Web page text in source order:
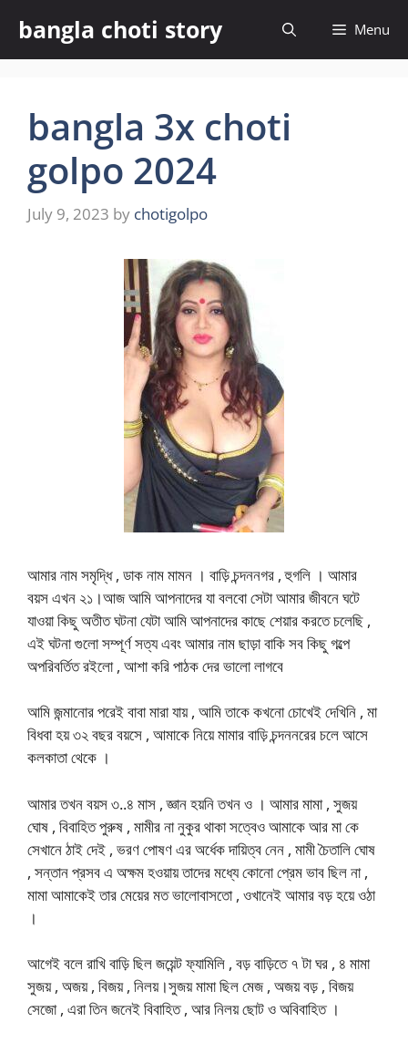
content
bangla choti story Menu
bangla 3x choti
golpo 2024
July 9, 2023 by chotigolpo
আমার নাম সমৃদ্ধি , ডাক নাম মামন । বাড়ি চন্দননগর , হুগলি । আমার
বয়স এখন ২১।আজ আমি আপনাদের যা বলবো সেটা আমার জীবনে ঘটে
যাওয়া কিছু অতীত ঘটনা যেটা আমি আপনাদের কাছে শেয়ার করতে চলেছি ,
এই ঘটনা গুলো সম্পূর্ণ সত্য এবং আমার নাম ছাড়া বাকি সব কিছু গল্পে
অপরিবর্তিত রইলো , আশা করি পাঠক দের ভালো লাগবে
আমি জন্মানোর পরেই বাবা মারা যায় , আমি তাকে কখনো চোখেই দেখিনি , মা
বিধবা হয় ৩২ বছর বয়সে , আমাকে নিয়ে মামার বাড়ি চন্দননরের চলে আসে
কলকাতা থেকে ।
আমার তখন বয়স ৩..৪ মাস , জ্ঞান হয়নি তখন ও । আমার মামা , সুজয়
ঘোষ , বিবাহিত পুরুষ , মামীর না নুকুর থাকা সত্বেও আমাকে আর মা কে
সেখানে ঠাই দেই , ভরণ পোষণ এর অর্ধেক দায়িত্ব নেন , মামী চৈতালি ঘোষ
, সন্তান প্রসব এ অক্ষম হওয়ায় তাদের মধ্যে কোনো প্রেম ভাব ছিল না ,
মামা আমাকেই তার মেয়ের মত ভালোবাসতো , ওখানেই আমার বড় হয়ে ওঠা
।
আগেই বলে রাখি বাড়ি ছিল জয়েন্ট ফ্যামিলি , বড় বাড়িতে ৭ টা ঘর , ৪ মামা
সুজয় , অজয় , বিজয় , নিলয়।সুজয় মামা ছিল মেজ , অজয় বড় , বিজয়
সেজো , এরা তিন জনেই বিবাহিত , আর নিলয় ছোট ও অবিবাহিত ।